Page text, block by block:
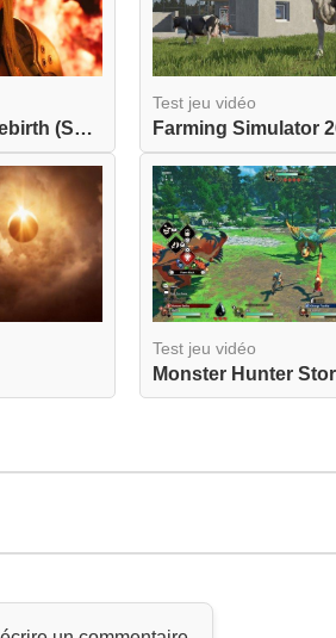
Final Fantasy VII Rebirth (Switch 2)
Test jeu vidéo
Farming Simulator
Test jeu vidéo